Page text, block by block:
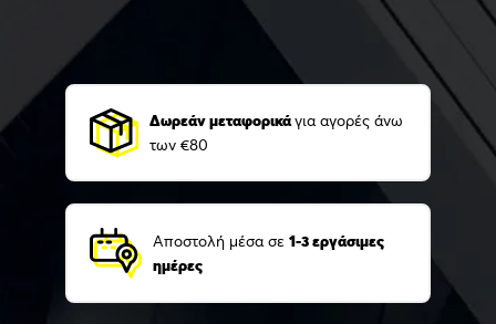
Δωρεάν μεταφορικάγια αγορές άνω
των €80
Αποστολή μέσα σε 1-3 εργάσιμες
ημέρες